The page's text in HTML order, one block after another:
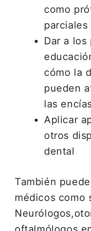
como
Dar a los
cómo la
pueden
las
Aplicar
otros
dental
También
médicos como